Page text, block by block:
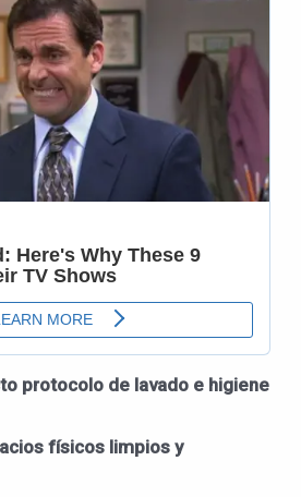
protocolo de lavado e higiene
físicos limpios y